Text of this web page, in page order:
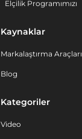
Elçilik Programımızı
Kaynaklar
Markalaştırma Araçları
Blog
Kategoriler
Video